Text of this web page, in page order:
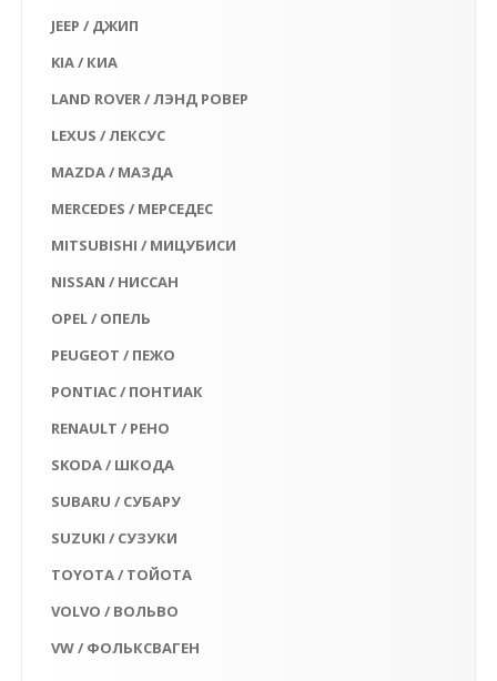
JEEP / ДЖИП
KIA / КИА
LAND ROVER / ЛЭНД РОВЕР
LEXUS / ЛЕКСУС
MAZDA / МАЗДА
MERCEDES / МЕРСЕДЕС
MITSUBISHI / МИЦУБИСИ
NISSAN / НИССАН
OPEL / ОПЕЛЬ
PEUGEOT / ПЕЖО
PONTIAC / ПОНТИАК
RENAULT / РЕНО
SKODA / ШКОДА
SUBARU / СУБАРУ
SUZUKI / СУЗУКИ
TOYOTA / ТОЙОТА
VOLVO / ВОЛЬВО
VW / ФОЛЬКСВАГЕН